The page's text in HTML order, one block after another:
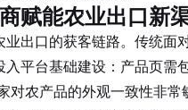
赋能农业出口新
口的获客链路。传统面对
平台基础建设：产品页
对农产品的外观一致性非常